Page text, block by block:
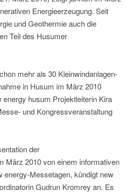
Energieerzeugung. Seit
und Geothermie auch die
Teil des Husumer
mehr als 30 Kleinwindanlagen-
in Husum im März 2010
husum Projektleiterin Kira
und Kongressveranstaltung
der
März 2010 von einem informativen
energy-Messetagen, kündigt new
Gudrun Kromrey an. Es